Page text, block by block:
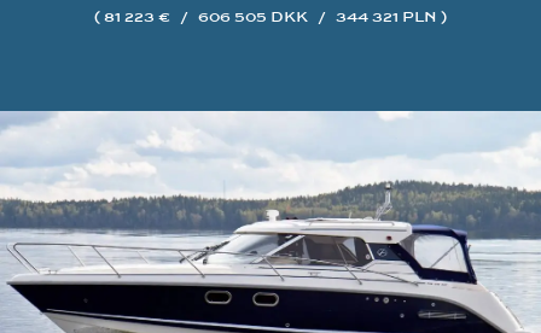
( 81 223 € / 606 505 DKK / 344 321 PLN )